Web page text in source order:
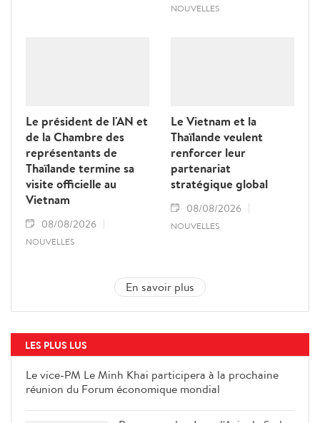
NOUVELLES
Le président de l'AN et
de la Chambre des
représentants de
Thaïlande termine sa
visite officielle au
Vietnam
08/08/2026
NOUVELLES
Le Vietnam et la
Thaïlande veulent
renforcer leur
partenariat
stratégique global
08/08/2026
NOUVELLES
En savoir plus
LES PLUS LUS
Le vice-PM Le Minh Khai
participera à la prochaine réunion